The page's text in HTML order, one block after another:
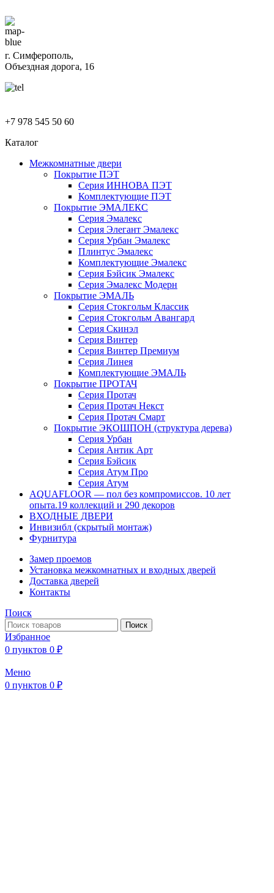
г. Симферополь,
Объездная дорога, 16
+7 978 545 50 60
Каталог
Межкомнатные двери
Покрытие ПЭТ
Серия ИННОВА ПЭТ
Комплектующие ПЭТ
Покрытие ЭМАЛЕКС
Серия Эмалекс
Серия Элегант Эмалекс
Серия Урбан Эмалекс
Плинтус Эмалекс
Комплектующие Эмалекс
Серия Бэйсик Эмалекс
Серия Эмалекс Модерн
Покрытие ЭМАЛЬ
Серия Стокгольм Классик
Серия Стокгольм Авангард
Серия Скинэл
Серия Винтер
Серия Винтер Премиум
Серия Линея
Комплектующие ЭМАЛЬ
Покрытие ПРОТАЧ
Серия Протач
Серия Протач Некст
Серия Протач Смарт
Покрытие ЭКОШПОН (структура дерева)
Серия Урбан
Серия Антик Арт
Серия Бэйсик
Серия Атум Про
Серия Атум
AQUAFLOOR — пол без компромиссов. 10 лет
опыта.19 коллекций и 290 декоров
ВХОДНЫЕ ДВЕРИ
Инвизибл (скрытый монтаж)
Фурнитура
Замер проемов
Установка межкомнатных и входных дверей
Доставка дверей
Контакты
Поиск
Поиск
Избранное
0 пунктов 0 ₽
Меню
0 пунктов 0 ₽